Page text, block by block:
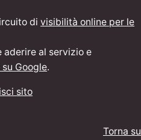
divisibilità online per le
aderire al servizio e
Google.
sito
Torna su